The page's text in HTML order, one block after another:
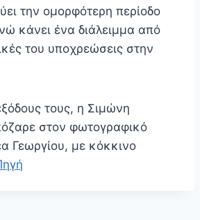
την ομορφότερη περίοδο
κάνει ένα διάλειμμα από
του υποχρεώσεις στην
τους, η Σιμώνη
στον φωτογραφικό
Γεωργίου, με κόκκινο